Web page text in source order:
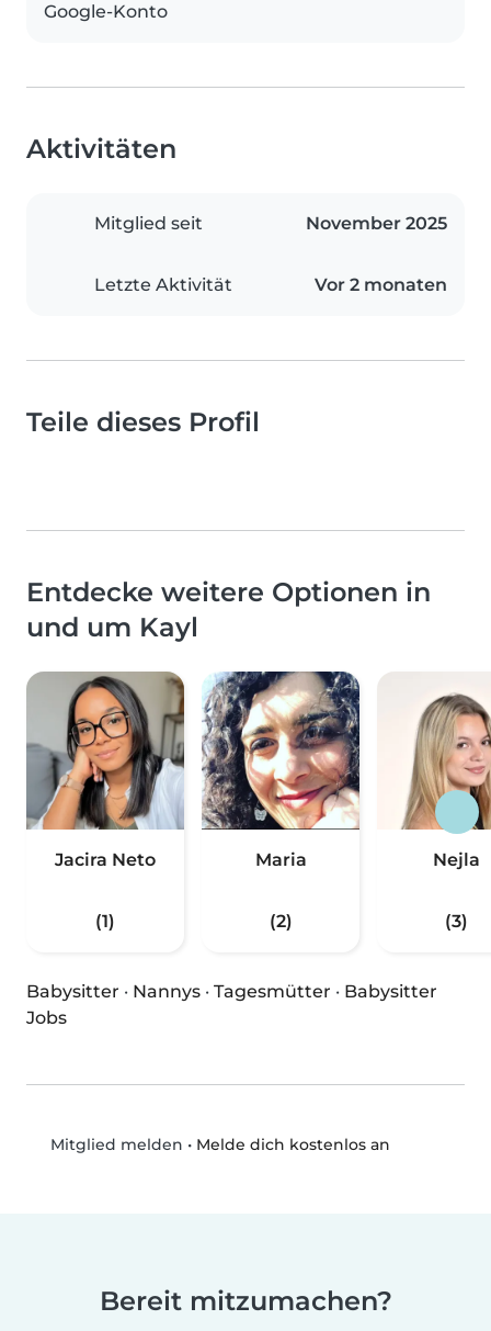
Google-Konto
Aktivitäten
Mitglied seit November 2025
Letzte Aktivität Vor 2 monaten
Teile dieses Profil
Entdecke weitere Optionen in
und um Kayl
Jacira Neto
(1)
Maria
(2)
Nejla
(3)
Babysitter · Nannys · Tagesmütter · Babysitter
Jobs
Mitglied melden • Melde dich kostenlos an
Bereit mitzumachen?